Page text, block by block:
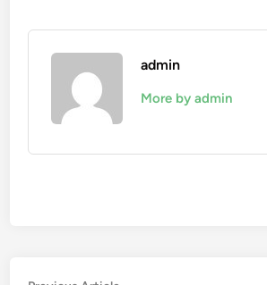
admin
More by admin